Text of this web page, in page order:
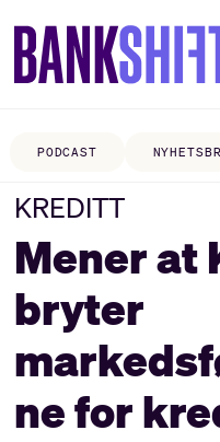
PODCAST
KREDITT
Mener at
bryter
ne for